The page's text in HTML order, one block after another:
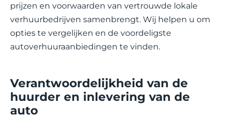
prijzen en voorwaarden van vertrouwde lokale
verhuurbedrijven samenbrengt. Wij helpen u om
opties te vergelijken en de voordeligste
autoverhuuraanbiedingen te vinden.
Verantwoordelijkheid van de
huurder en inlevering van de
auto